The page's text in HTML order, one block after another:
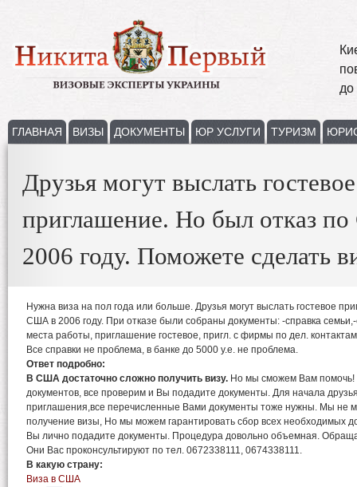
до
ГЛАВНАЯ ВИЗЫ ДОКУМЕНТЫ ЮР УСЛУГИ ТУРИЗМ
Друзья могут выслать гостевое
приглашение. Но был отказ
2006 году. Поможете сделать
Нужна виза на пол года или больше. Друзья могут выслать гостевое
США в 2006 году. При отказе были собраны документы: -справка семьи,-
места работы, приглашение гостевое, пригл. с фирмы по дел.
Все справки не проблема, в банке до 5000 у.е. не проблема.
Ответ подробно:
В США достаточно сложно получить визу. Но мы сможем Вам помочь!
документов, все проверим и Вы подадите документы. Для начала
приглашения,все перечисленные Вами документы тоже нужны. Мы не
получение визы, Но мы можем гарантировать сбор всех необходимых
Вы лично подадите документы. Процедура довольно объемная.
Они Вас проконсультируют по тел. 0672338111, 0674338111.
В какую страну:
Виза в США